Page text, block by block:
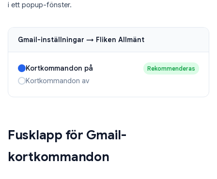
i ett popup-fönster.
Gmail-inställningar → Fliken Allmänt
Kortkommandon på Rekommenderas
Kortkommandon av
Fusklapp för Gmail-
kortkommandon